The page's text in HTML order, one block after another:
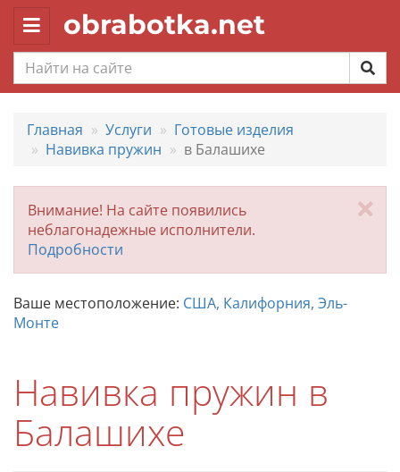
Toggle
navigation
obrabotka.net
Главная Услуги
Готовые изделия
Навивка пружин
в Балашихе
Внимание! На сайте появились
неблагонадежные исполнители.
Подробности
Ваше местоположение: США, Калифорния, Эль-
Монте
Навивка пружин в
Балашихе